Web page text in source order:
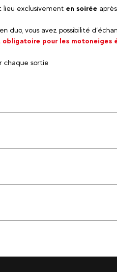
lieu exclusivement en soirée
en duo, vous avez possibilité
obligatoire pour les motoneiges
chaque sortie